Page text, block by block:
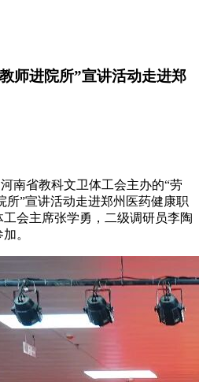
师进院所”宣讲活动走进郑
南省教科文卫体工会主办的“劳
所”宣讲活动走进郑州医药健康职
会主席张学勇，二级调研员李陶
。